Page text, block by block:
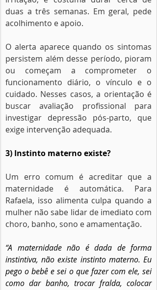
duas a três semanas. Em geral, pede
acolhimento e apoio.
O alerta aparece quando os sintomas
persistem além desse período, pioram
ou começam a comprometer o
funcionamento diário, o vínculo e o
cuidado. Nesses casos, a orientação é
buscar avaliação profissional para
investigar depressão pós-parto, que
exige intervenção adequada.
3) Instinto materno existe?
Um erro comum é acreditar que a
maternidade é automática. Para
Rafaela, isso alimenta culpa quando a
mulher não sabe lidar de imediato com
choro, banho, sono e amamentação.
“A maternidade não é dada de forma
instintiva, não existe instinto materno. Eu
pego o bebê e sei o que fazer com ele, sei
como dar banho, trocar fralda, colocar